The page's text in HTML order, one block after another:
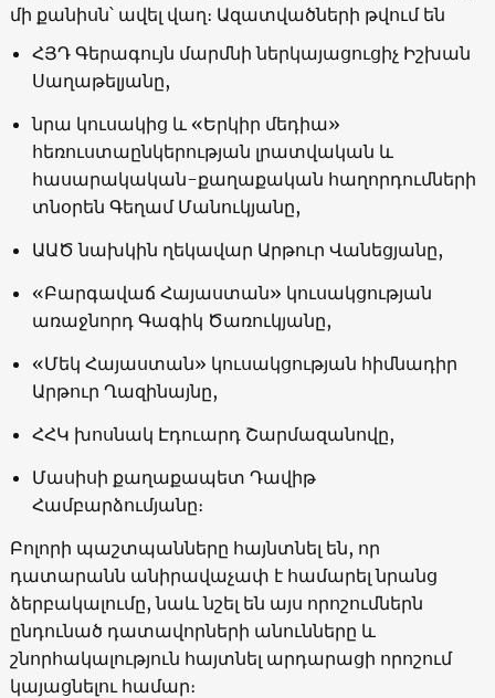
մի քանիսն՝ ավել վաղ։ Ազատվածների թվում են
ՀՅԴ Գերագույն մարմնի ներկայացուցիչ Իշխան
Սաղաթելյանը,
նրա կուսակից և «Երկիր մեդիա»
հեռուստաընկերության լրատվական և
հասարակական-քաղաքական հաղորդումների
տնօրեն Գեղամ Մանուկյանը,
ԱԱԾ նախկին ղեկավար Արթուր Վանեցյանը,
«Բարգավաճ Հայաստան» կուսակցության
առաջնորդ Գագիկ Ծառուկյանը,
«Մեկ Հայաստան» կուսակցության հիմնադիր
Արթուր Ղազինայնը,
ՀՀԿ խոսնակ Էդուարդ Շարմազանովը,
Մասիսի քաղաքապետ Դավիթ
Համբարձումյանը։
Բոլորի պաշտպանները հայնտնել են, որ
դատարանն անիրավաչափ է համարել նրանց
ձերբակալումը, նաև նշել են այս որոշումներն
ընդունած դատավորների անունները և
շնորհակալություն հայտնել արդարացի որոշում
կայացնելու համար։